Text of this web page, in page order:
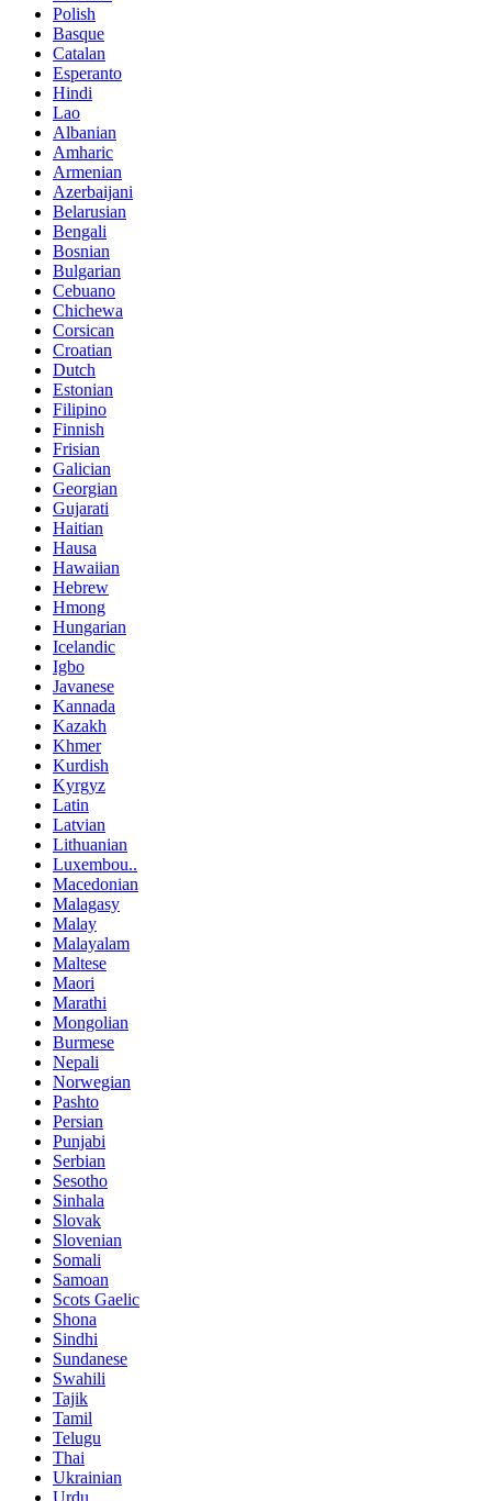
Polish
Basque
Catalan
Esperanto
Hindi
Lao
Albanian
Amharic
Armenian
Azerbaijani
Belarusian
Bengali
Bosnian
Bulgarian
Cebuano
Chichewa
Corsican
Croatian
Dutch
Estonian
Filipino
Finnish
Frisian
Galician
Georgian
Gujarati
Haitian
Hausa
Hawaiian
Hebrew
Hmong
Hungarian
Icelandic
Igbo
Javanese
Kannada
Kazakh
Khmer
Kurdish
Kyrgyz
Latin
Latvian
Lithuanian
Luxembou..
Macedonian
Malagasy
Malay
Malayalam
Maltese
Maori
Marathi
Mongolian
Burmese
Nepali
Norwegian
Pashto
Persian
Punjabi
Serbian
Sesotho
Sinhala
Slovak
Slovenian
Somali
Samoan
Scots Gaelic
Shona
Sindhi
Sundanese
Swahili
Tajik
Tamil
Telugu
Thai
Ukrainian